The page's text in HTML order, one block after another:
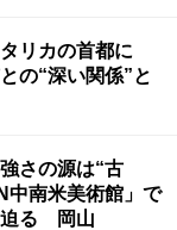
リカの首都に
の“深い関係”と
さの源は“古
南米美術館」で
迫る 岡山